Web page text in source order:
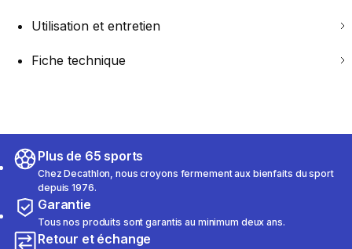
Utilisation et entretien
Fiche technique
Plus de 65 sports
Chez Decathlon, nous croyons fermement aux bienfaits du sport
depuis 1976.
Garantie
Tous nos produits sont garantis au minimum deux ans.
Retour et échange